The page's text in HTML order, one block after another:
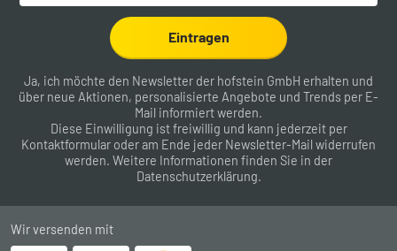
Eintragen
Ja, ich möchte den Newsletter der hofstein GmbH erhalten und
über neue Aktionen, personalisierte Angebote und Trends per E-
Mail informiert werden.
Diese Einwilligung ist freiwillig und kann jederzeit per
Kontaktformular oder am Ende jeder Newsletter-Mail widerrufen
werden. Weitere Informationen finden Sie in der
Datenschutzerklärung.
Wir versenden mit